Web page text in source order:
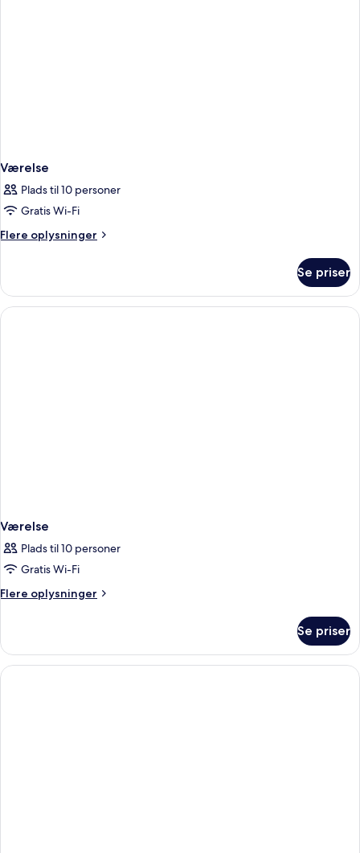
Værelse
Plads til 10 personer
Gratis Wi-Fi
Flere oplysninger
Flere
Se priser
Værelse
Plads til 10 personer
Gratis Wi-Fi
Flere oplysninger
Flere
Se priser